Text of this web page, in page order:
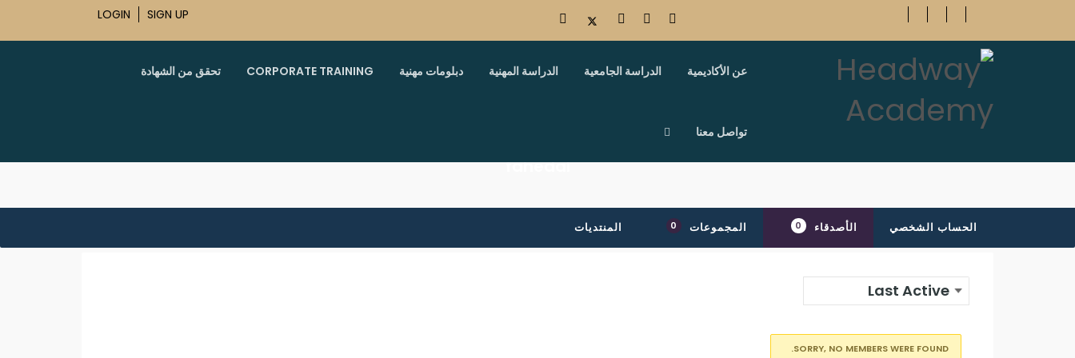
LOGIN SIGN UP
عن الأكاديمية الدراسة الجامعية الدراسة المهنية دبلومات مهنية CORPORATE TRAINING تحقق من الشهادة
تواصل معنا
fahedal
الحساب الشخصي الأصدقاء 0 المجموعات 0 المنتديات
SORRY, NO MEMBERS WERE FOUND.